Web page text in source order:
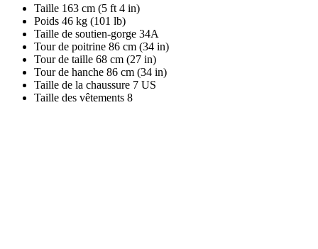
Taille 163 cm (5 ft 4 in)
Poids 46 kg (101 lb)
Taille de soutien-gorge 34A
Tour de poitrine 86 cm (34 in)
Tour de taille 68 cm (27 in)
Tour de hanche 86 cm (34 in)
Taille de la chaussure 7 US
Taille des vêtements 8